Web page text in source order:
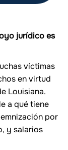
jurídico es
víctimas
en virtud
Louisiana.
a qué tiene
por
y salarios